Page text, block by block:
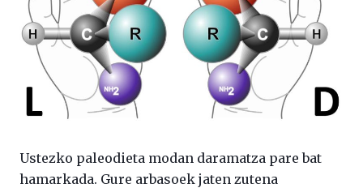
Ustezko paleodieta modan daramatza pare bat
hamarkada. Gure arbasoek jaten zutena